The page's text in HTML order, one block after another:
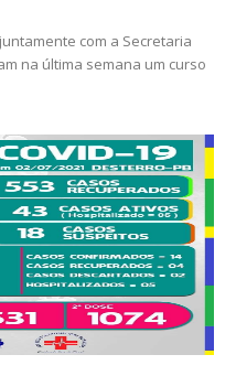
com a Secretaria
na última semana um curso